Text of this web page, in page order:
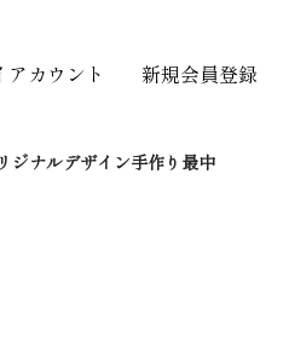
ジナルデザイン手作り最中
アカウント 新規会員登録